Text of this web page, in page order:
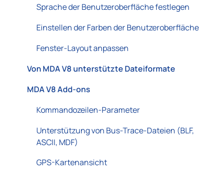
Sprache der Benutzeroberfläche festlegen
Einstellen der Farben der Benutzeroberfläche
Fenster-Layout anpassen
Von MDA V8 unterstützte Dateiformate
MDA V8 Add-ons
Kommandozeilen-Parameter
Unterstützung von Bus-Trace-Dateien (BLF,
ASCII, MDF)
GPS-Kartenansicht